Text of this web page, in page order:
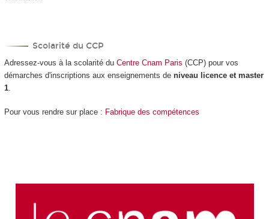
Scolarité du CCP
Adressez-vous à la scolarité du Centre Cnam Paris (CCP) pour vos
démarches d'inscriptions aux enseignements de niveau licence et master
1.
Pour vous rendre sur place : Fabrique des compétences